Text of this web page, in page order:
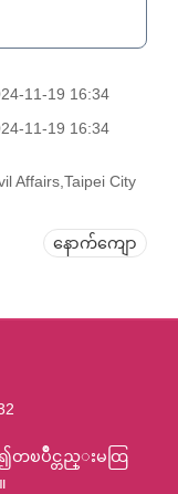
11-19 16:34
11-19 16:34
City
နောက်ကျော
တၿပိဳင္တည္းမထြ